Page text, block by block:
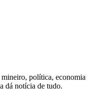
política, economia
dá notícia de tudo.